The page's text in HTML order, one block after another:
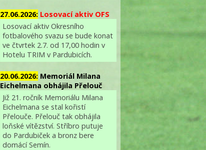
27.06.2026: Losovací aktiv OFS
Losovací aktiv Okresního
fotbalového svazu se bude konat
ve čtvrtek 2.7. od 17,00 hodin v
Hotelu TRIM v Pardubicích.
20.06.2026: Memoriál Milana
Eichelmana obhájila Přelouč
Již 21. ročník Memoriálu Milana
Eichelmana se stal kořistí
Přelouče. Přelouč tak obhájila
loňské vítězství. Stříbro putuje
do Pardubiček a bronz bere
domácí Semín.